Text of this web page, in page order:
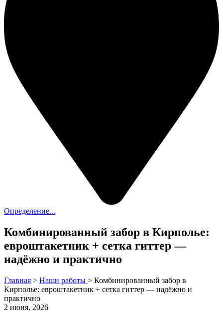
Определение...
Комбинированный забор в Кирполье:
евроштакетник + сетка гиттер —
надёжно и практично
Главная > Наши работы > Комбинированный забор в
Кирполье: евроштакетник + сетка гиттер — надёжно и
практично
2 июня, 2026